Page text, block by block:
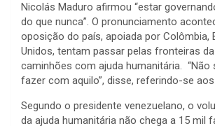
Nicolás Maduro afirmou “estar
do que nunca”. O pronunciamento
oposição do país, apoiada por Colômbia,
Unidos, tentam passar pelas fronteiras
caminhões com ajuda humanitária. “Não
fazer com aquilo”, disse, referindo-se
Segundo o presidente venezuelano, o
da ajuda humanitária não chega a 15 mil